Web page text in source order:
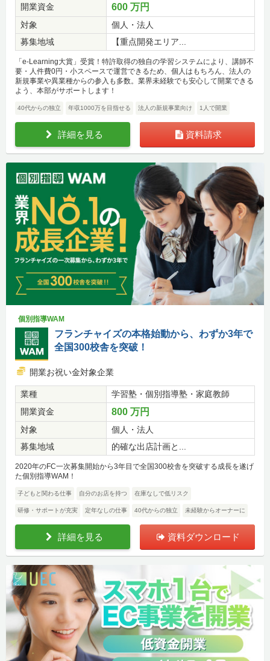
開業資金
600 万円
対象
個人・法人
募集地域
【重点開発エリア...
「e-Learning大賞」受賞！特許取得の独自の学習システムにより、講師不
要・人件費0円・小スペースで運営できるため、個人はもちろん、法人の
新規事業や異業種からの参入も多数。業界未経験でも安心して開業できる
よう、本部がサポートします！
40代からの独立 年収1000万を目指せる 法人の新規事業向け 1人で開業
詳細を見る 資料請求
個別指導WAM
フランチャイズの本格始動から、わずか3年で
全国300校舎を突破！
開業お祝い金対象企業
業種
学習塾・個別指導塾・家庭教師
開業資金
800 万円
対象
個人・法人
募集地域
的確な出店計画と...
2020年のFC一次募集開始から3年目で全国300校舎を突破する成長を遂げ
た個別指導WAM！
子どもと関わる仕事 自分のお店を持つ 在庫なしで低リスク
研修・サポートが充実 定年なしの仕事 40代からの独立 未経験からオーナーに
詳細を見る 資料ダウンロード